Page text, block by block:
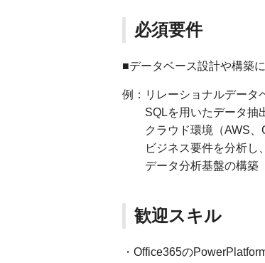
必須要件
■データベース設計や構築
例：リレーショナルデータ
SQLを用いたデータ抽
クラウド環境（AWS、
ビジネス要件を分析し
データ分析基盤の構築（
歓迎スキル
・Office365の